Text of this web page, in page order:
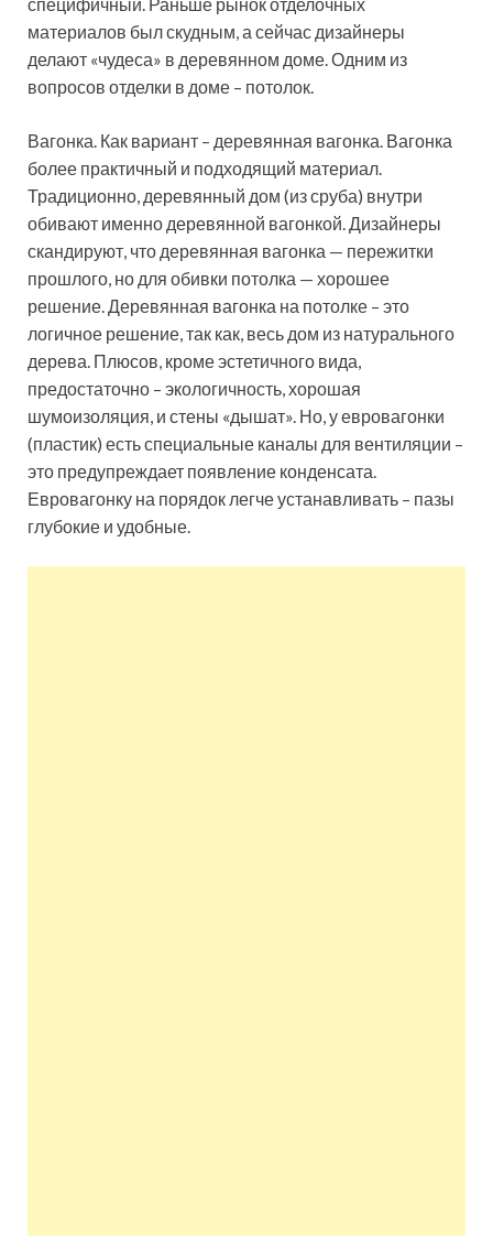
специфичный. Раньше рынок отделочных
материалов был скудным, а сейчас дизайнеры
делают «чудеса» в деревянном доме. Одним из
вопросов отделки в доме – потолок.
Вагонка. Как вариант – деревянная вагонка. Вагонка
более практичный и подходящий материал.
Традиционно, деревянный дом (из сруба) внутри
обивают именно деревянной вагонкой. Дизайнеры
скандируют, что деревянная вагонка — пережитки
прошлого, но для обивки потолка — хорошее
решение. Деревянная вагонка на потолке – это
логичное решение, так как, весь дом из натурального
дерева. Плюсов, кроме эстетичного вида,
предостаточно – экологичность, хорошая
шумоизоляция, и стены «дышат». Но, у евровагонки
(пластик) есть специальные каналы для вентиляции –
это предупреждает появление конденсата.
Евровагонку на порядок легче устанавливать – пазы
глубокие и удобные.